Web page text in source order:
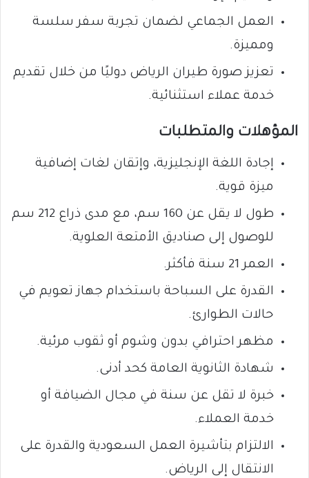
العمل الجماعي لضمان تجربة سفر سلسة
ومميزة.
تعزيز صورة طيران الرياض دوليًا من خلال تقديم
خدمة عملاء استثنائية.
المؤهلات والمتطلبات
إجادة اللغة الإنجليزية، وإتقان لغات إضافية
ميزة قوية.
طول لا يقل عن 160 سم، مع مدى ذراع 212 سم
للوصول إلى صناديق الأمتعة العلوية.
العمر 21 سنة فأكثر.
القدرة على السباحة باستخدام جهاز تعويم في
حالات الطوارئ.
مظهر احترافي بدون وشوم أو ثقوب مرئية.
شهادة الثانوية العامة كحد أدنى.
خبرة لا تقل عن سنة في مجال الضيافة أو
خدمة العملاء.
الالتزام بتأشيرة العمل السعودية والقدرة على
الانتقال إلى الرياض.